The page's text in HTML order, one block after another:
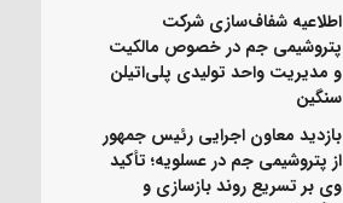
اطلاعیه شفاف‌سازی شرکت
پتروشیمی جم در خصوص مالکیت
و مدیریت واحد تولیدی پلی‌اتیلن
سنگین
بازدید معاون اجرایی رئیس جمهور
از پتروشیمی جم در عسلویه؛ تأکید
وی بر تسریع روند بازسازی و